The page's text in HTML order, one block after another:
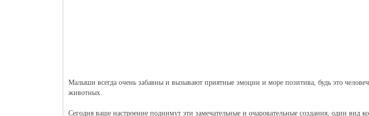
Малыши всегда очень забавны и вызывают приятные эмоции и море позитива, будь это
животных.
Сегодня ваше настроение поднимут эти замечательные и очаровательные создания, один вид